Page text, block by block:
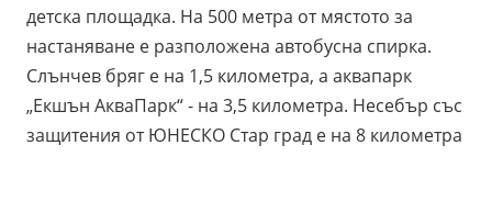
детска площадка. На 500 метра от мястото за
настаняване е разположена автобусна спирка.
Слънчев бряг е на 1,5 километра, а аквапарк
„Екшън АкваПарк“ - на 3,5 километра. Несебър със
защитения от ЮНЕСКО Стар град е на 8 километра